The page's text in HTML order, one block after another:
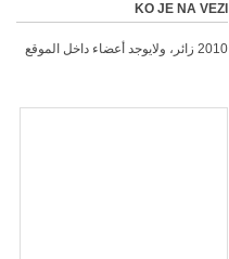
KO JE NA VEZI
2010 زائر، ولايوجد أعضاء داخل الموقع